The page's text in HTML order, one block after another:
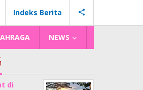
Indeks Berita
NEWS
di